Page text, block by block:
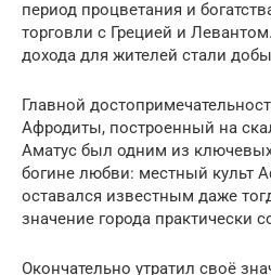
период процветания и
торговли с Грецией и
дохода для жителей стали
Главной
Афродиты, построенный на
Аматус был одним из
богине любви: местный культ
оставался известным даже
значение города практически
Окончательно утратил своё